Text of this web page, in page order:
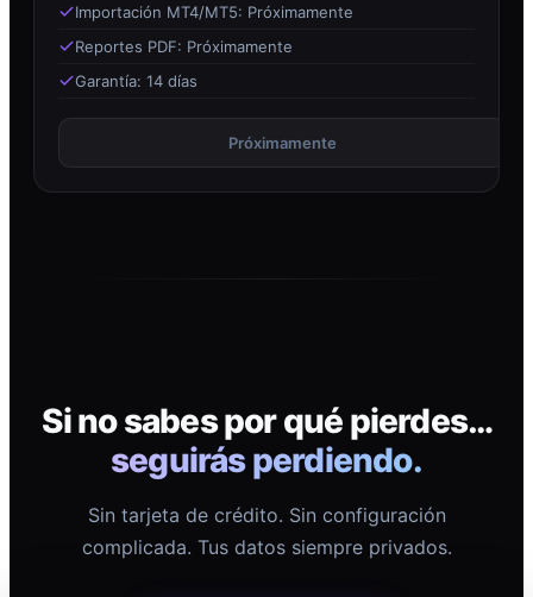
Importación MT4/MT5: Próximamente
Reportes PDF: Próximamente
Garantía: 14 días
Próximamente
Si no sabes por qué pierdes…
seguirás perdiendo.
Sin tarjeta de crédito. Sin configuración
complicada. Tus datos siempre privados.